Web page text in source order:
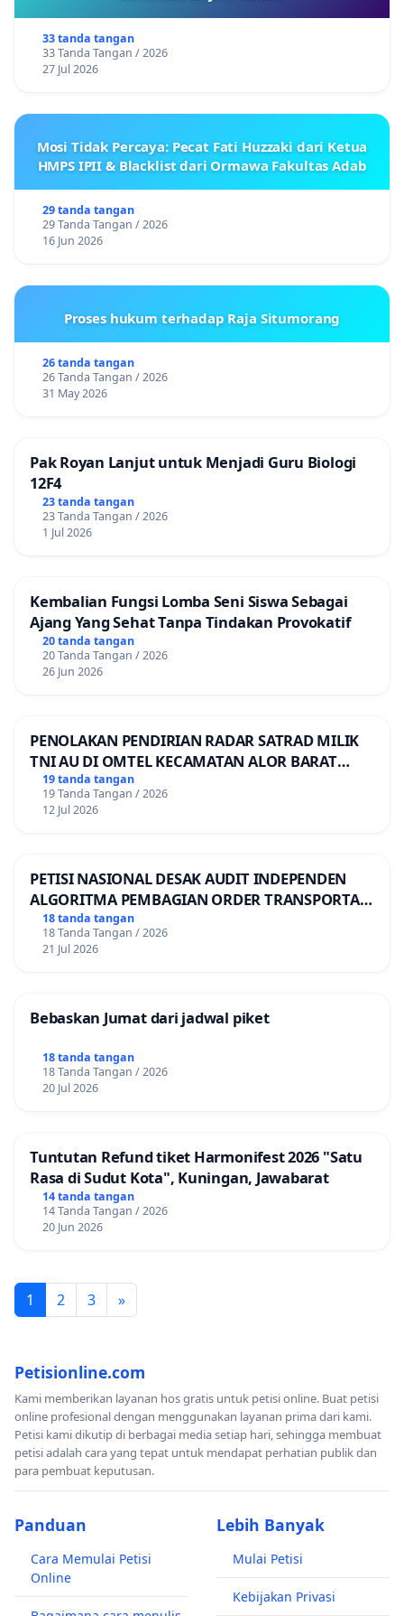
33 tanda tangan
33 Tanda Tangan / 2026
27 Jul 2026
Mosi Tidak Percaya: Pecat Fati Huzzaki dari Ketua
HMPS IPII & Blacklist dari Ormawa Fakultas Adab
29 tanda tangan
29 Tanda Tangan / 2026
16 Jun 2026
Proses hukum terhadap Raja Situmorang
26 tanda tangan
26 Tanda Tangan / 2026
31 May 2026
Pak Royan Lanjut untuk Menjadi Guru Biologi
12F4
23 tanda tangan
23 Tanda Tangan / 2026
1 Jul 2026
Kembalian Fungsi Lomba Seni Siswa Sebagai
Ajang Yang Sehat Tanpa Tindakan Provokatif
20 tanda tangan
20 Tanda Tangan / 2026
26 Jun 2026
PENOLAKAN PENDIRIAN RADAR SATRAD MILIK
TNI AU DI OMTEL KECAMATAN ALOR BARAT
LAUT, KABUPATEN ALOR
19 tanda tangan
19 Tanda Tangan / 2026
12 Jul 2026
PETISI NASIONAL DESAK AUDIT INDEPENDEN
ALGORITMA PEMBAGIAN ORDER TRANSPORTASI
ONLINE
18 tanda tangan
18 Tanda Tangan / 2026
21 Jul 2026
Bebaskan Jumat dari jadwal piket
18 tanda tangan
18 Tanda Tangan / 2026
20 Jul 2026
Tuntutan Refund tiket Harmonifest 2026 "Satu
Rasa di Sudut Kota", Kuningan, Jawabarat
14 tanda tangan
14 Tanda Tangan / 2026
20 Jun 2026
1 2 3 »
Petisionline.com
Kami memberikan layanan hos gratis untuk petisi online. Buat petisi
online profesional dengan menggunakan layanan prima dari kami.
Petisi kami dikutip di berbagai media setiap hari, sehingga membuat
petisi adalah cara yang tepat untuk mendapat perhatian publik dan
para pembuat keputusan.
Panduan
Cara Memulai Petisi
Online
Lebih Banyak
Mulai Petisi
Kebijakan Privasi